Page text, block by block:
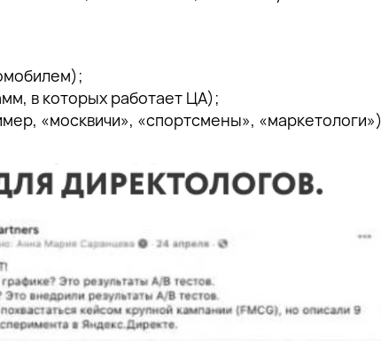
в которых работает ЦА);
«москвичи», «спортсмены»,